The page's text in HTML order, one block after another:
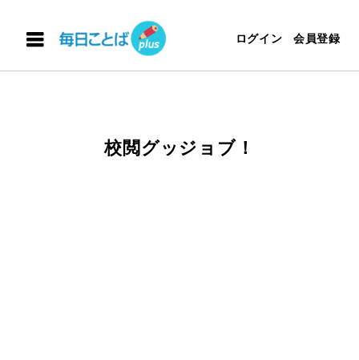
ログイン 会員登録
校閲グッジョブ！